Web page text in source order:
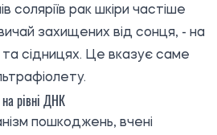
соляріїв рак шкіри частіше
захищених від сонця, - на
та сідницях. Це вказує саме
рівні ДНК
пошкоджень, вчені